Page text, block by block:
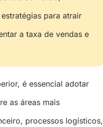
para atrair
a taxa de vendas e
é essencial adotar
as áreas mais
processos logísticos,